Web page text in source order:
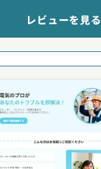
レビューを見る